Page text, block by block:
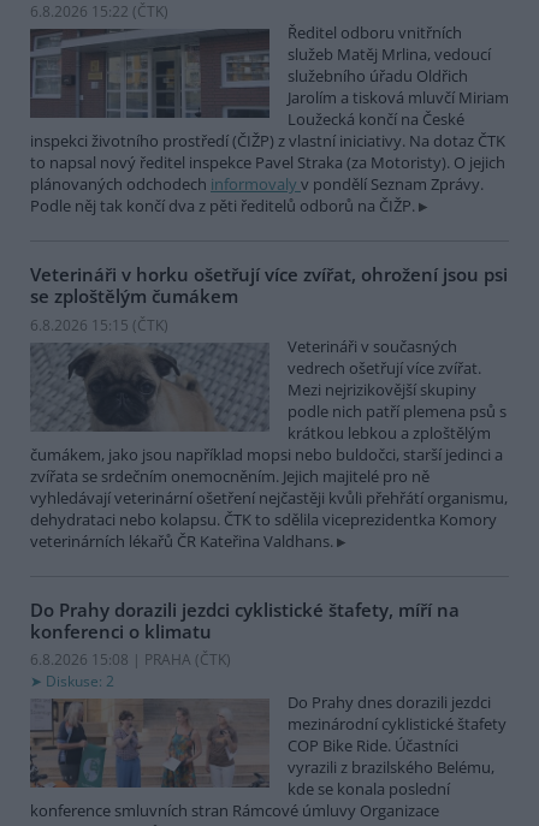
6.8.2026 15:22 (ČTK)
Ředitel odboru vnitřních
služeb Matěj Mrlina, vedoucí
služebního úřadu Oldřich
Jarolím a tisková mluvčí Miriam
Loužecká končí na České
inspekci životního prostředí (ČIŽP) z vlastní iniciativy. Na dotaz ČTK
to napsal nový ředitel inspekce Pavel Straka (za Motoristy). O jejich
plánovaných odchodech informovaly v pondělí Seznam Zprávy.
Podle něj tak končí dva z pěti ředitelů odborů na ČIŽP.
Veterináři v horku ošetřují více zvířat, ohrožení jsou psi
se zploštělým čumákem
6.8.2026 15:15 (ČTK)
Veterináři v současných
vedrech ošetřují více zvířat.
Mezi nejrizikovější skupiny
podle nich patří plemena psů s
krátkou lebkou a zploštělým
čumákem, jako jsou například mopsi nebo buldočci, starší jedinci a
zvířata se srdečním onemocněním. Jejich majitelé pro ně
vyhledávají veterinární ošetření nejčastěji kvůli přehřátí organismu,
dehydrataci nebo kolapsu. ČTK to sdělila viceprezidentka Komory
veterinárních lékařů ČR Kateřina Valdhans.
Do Prahy dorazili jezdci cyklistické štafety, míří na
konferenci o klimatu
6.8.2026 15:08 | PRAHA (ČTK)
Diskuse: 2
Do Prahy dnes dorazili jezdci
mezinárodní cyklistické štafety
COP Bike Ride. Účastníci
vyrazili z brazilského Belému,
kde se konala poslední
konference smluvních stran Rámcové úmluvy Organizace